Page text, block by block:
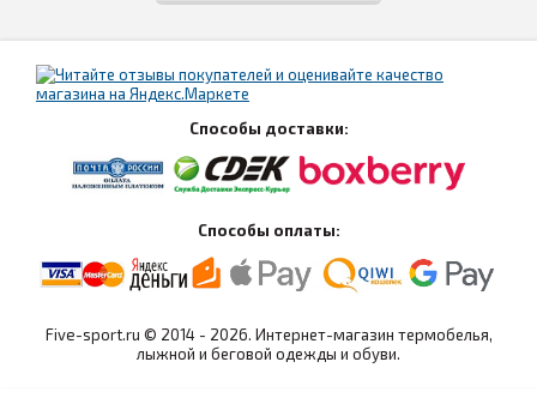
Способы доставки:
Способы оплаты:
Five-sport.ru © 2014 - 2026. Интернет-магазин термобелья,
лыжной и беговой одежды и обуви.